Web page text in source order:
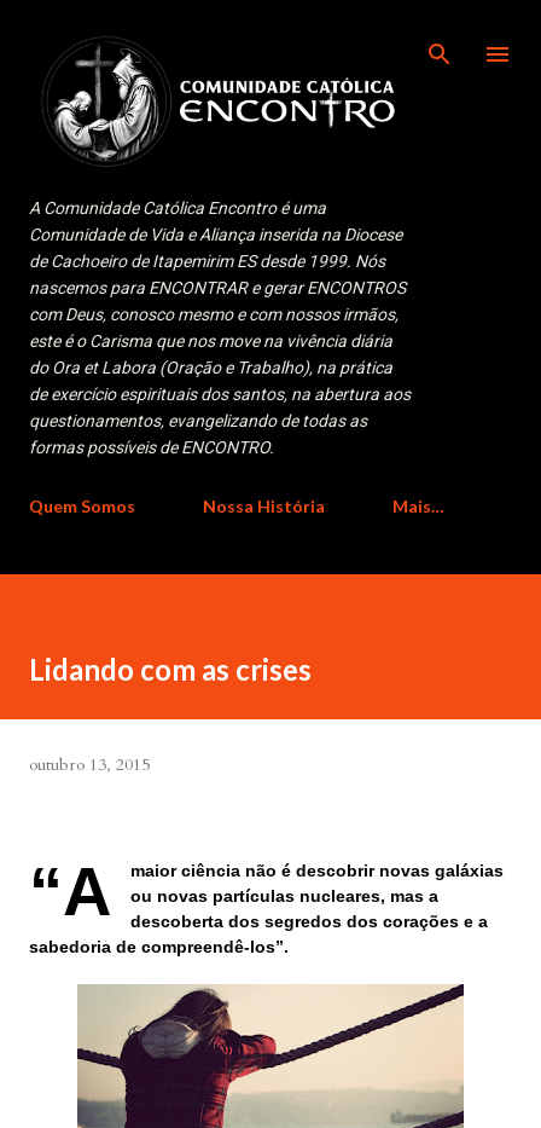
A Comunidade Católica Encontro é uma
Comunidade de Vida e Aliança inserida na Diocese
de Cachoeiro de Itapemirim ES desde 1999. Nós
nascemos para ENCONTRAR e gerar ENCONTROS
com Deus, conosco mesmo e com nossos irmãos,
este é o Carisma que nos move na vivência diária
do Ora et Labora (Oração e Trabalho), na prática
de exercício espirituais dos santos, na abertura aos
questionamentos, evangelizando de todas as
formas possíveis de ENCONTRO.
Quem Somos Nossa História Mais…
Lidando com as crises
outubro 13, 2015
“A
maior ciência não é descobrir novas galáxias
ou novas partículas nucleares, mas a
descoberta dos segredos dos corações e a
sabedoria de compreendê-los”.